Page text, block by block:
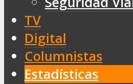
TV
Digital
Columnistas
Estadísticas